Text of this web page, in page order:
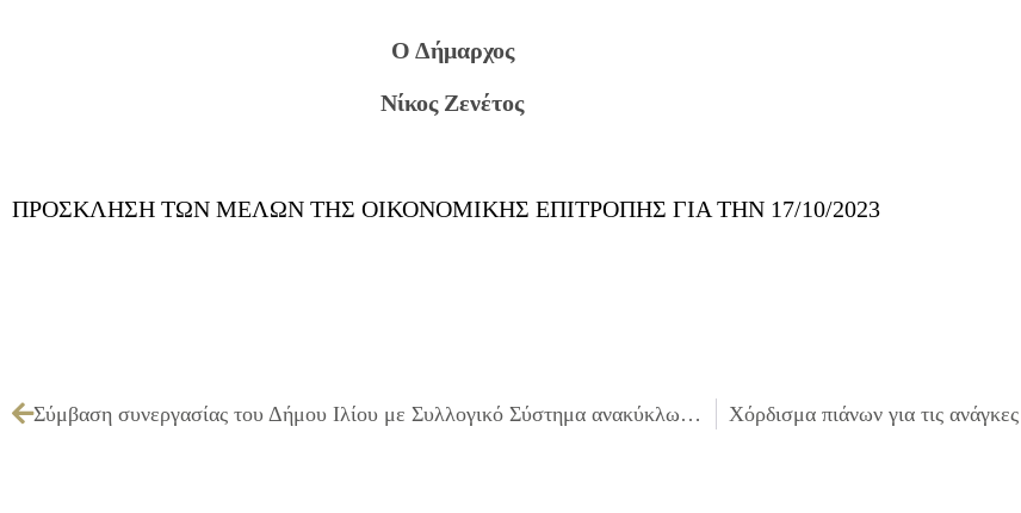
Ο Δήμαρχος
Νίκος Ζενέτος
ΠΡΟΣΚΛΗΣΗ ΤΩΝ ΜΕΛΩΝ ΤΗΣ ΟΙΚΟΝΟΜΙΚΗΣ ΕΠΙΤΡΟΠΗΣ ΓΙΑ ΤΗΝ 17/10/2023
Σύμβαση συνεργασίας του Δήμου Ιλίου με Συλλογικό Σύστημα ανακύκλωσης αποβλήτων εκσκαφών, κατεδαφίσεων και κατασκευών (Α.Ε.Κ.Κ.) για εναπόθεση αυτών σε εγκατάσταση προσωρινής αποθήκευσης, διάθεσης, διαλογής αξιοποίησης και επεξεργασίας